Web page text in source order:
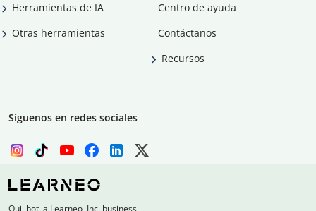
Herramientas de IA
Otras herramientas
Centro de ayuda
Contáctanos
Recursos
Síguenos en redes sociales